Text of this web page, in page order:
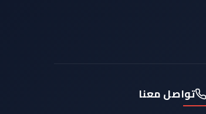
تواصل معنا